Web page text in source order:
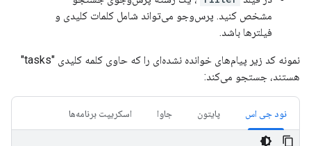
مشخص کنید. پرس‌وجو می‌تواند شامل کلمات کلیدی و
فیلترها باشد.
نمونه کد زیر پیام‌های خوانده نشده‌ای را که حاوی کلمه کلیدی "tasks"
هستند، جستجو می‌کند:
نود جی اس پایتون جاوا اسکریپت برنامه‌ها